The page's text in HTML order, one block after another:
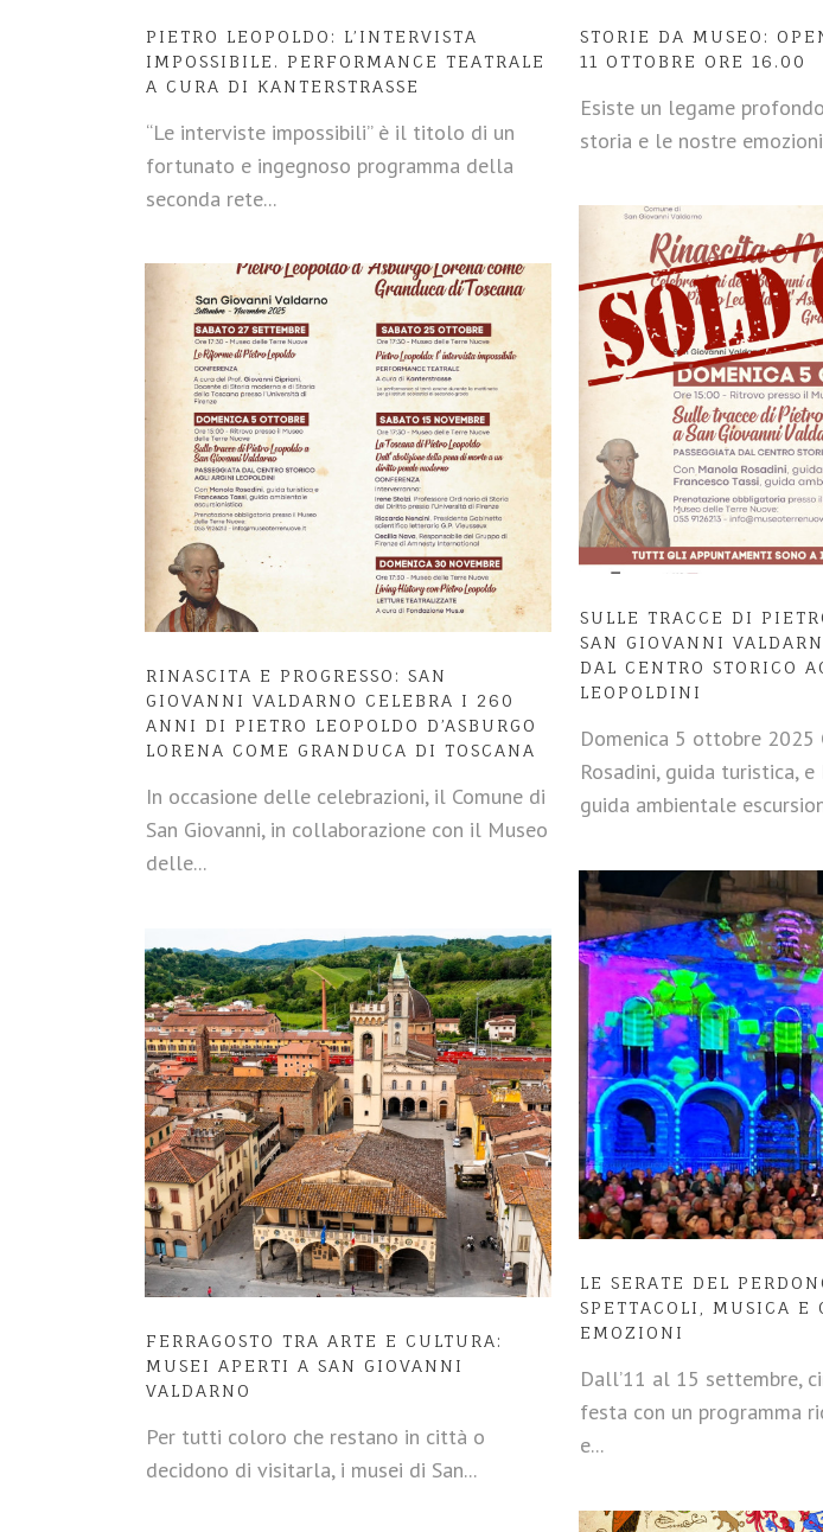
PIETRO LEOPOLDO: L’INTERVISTA
IMPOSSIBILE. PERFORMANCE TEATRALE
A CURA DI KANTERSTRASSE
“Le interviste impossibili” è il titolo di un
fortunato e ingegnoso programma della
seconda rete...
STORIE DA MUSEO:
11 OTTOBRE ORE 16.00
Esiste un legame
storia e le nostre
SULLE TRACCE DI
SAN GIOVANNI
DAL CENTRO STORICO
LEOPOLDINI
Domenica 5 ottobre 2025
Rosadini, guida turistica, e
guida ambientale
RINASCITA E PROGRESSO: SAN
GIOVANNI VALDARNO CELEBRA I 260
ANNI DI PIETRO LEOPOLDO D’ASBURGO
LORENA COME GRANDUCA DI TOSCANA
In occasione delle celebrazioni, il Comune di
San Giovanni, in collaborazione con il Museo
delle...
LE SERATE DEL
SPETTACOLI, MUSICA E
EMOZIONI
Dall’11 al 15 settembre,
festa con un programma
e...
FERRAGOSTO TRA ARTE E CULTURA:
MUSEI APERTI A SAN GIOVANNI
VALDARNO
Per tutti coloro che restano in città o
decidono di visitarla, i musei di San...